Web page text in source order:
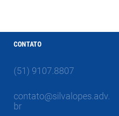
CONTATO
(51) 9107.8807
contato@silvalopes.adv.
br